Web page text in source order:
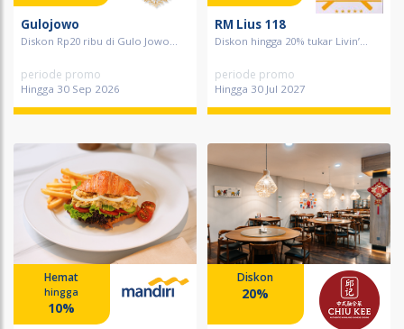
Gulojowo
Diskon Rp20 ribu di Gulo Jowo...
periode promo
Hingga 30 Sep 2026
RM Lius 118
Diskon hingga 20% tukar Livin’...
periode promo
Hingga 30 Jul 2027
Hemat
hingga
10%
Diskon
20%